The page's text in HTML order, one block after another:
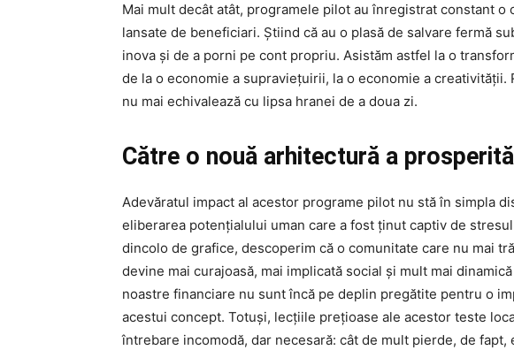
Mai mult decât atât, programele pilot au înregistrat constant
lansate de beneficiari. Știind că au o plasă de salvare fermă
inova și de a porni pe cont propriu. Asistăm astfel la o
de la o economie a supraviețuirii, la o economie a creativității.
nu mai echivalează cu lipsa hranei de a doua zi.
Către o nouă arhitectură a
Adevăratul impact al acestor programe pilot nu stă în simpla
eliberarea potențialului uman care a fost ținut captiv de
dincolo de grafice, descoperim că o comunitate care nu mai
devine mai curajoasă, mai implicată social și mult mai
noastre financiare nu sunt încă pe deplin pregătite pentru o
acestui concept. Totuși, lecțiile prețioase ale acestor teste
întrebare incomodă, dar necesară: cât de mult pierde, de fapt,